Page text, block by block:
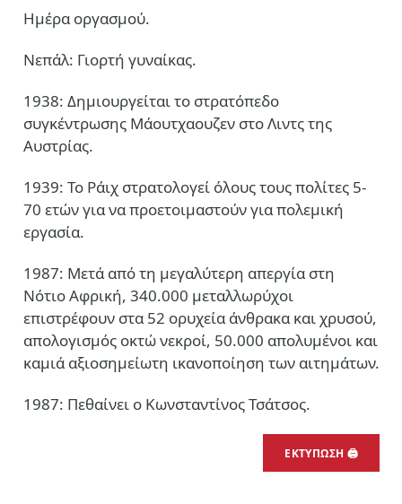
Ημέρα οργασμού.
Νεπάλ: Γιορτή γυναίκας.
1938: Δημιουργείται το στρατόπεδο
συγκέντρωσης Μάουτχαουζεν στο Λιντς της
Αυστρίας.
1939: Το Ράιχ στρατολογεί όλους τους πολίτες 5-
70 ετών για να προετοιμαστούν για πολεμική
εργασία.
1987: Μετά από τη μεγαλύτερη απεργία στη
Νότιο Αφρική, 340.000 μεταλλωρύχοι
επιστρέφουν στα 52 ορυχεία άνθρακα και χρυσού,
απολογισμός οκτώ νεκροί, 50.000 απολυμένοι και
καμιά αξιοσημείωτη ικανοποίηση των αιτημάτων.
1987: Πεθαίνει ο Κωνσταντίνος Τσάτσος.
ΕΚΤΎΠΩΣΗ 🖨